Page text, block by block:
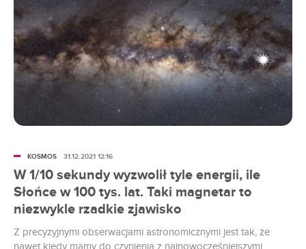
W 1/10 sekundy wyzwolił tyle energii, ile
Słońce w 100 tys. lat. Taki magnetar to
niezwykle rzadkie zjawisko
Z precyzyjnymi obserwacjami astronomicznymi jest tak, że
nawet kiedy mamy do czynienia z najnowocześniejszymi
KOSMOS 31.12.2021 12:16